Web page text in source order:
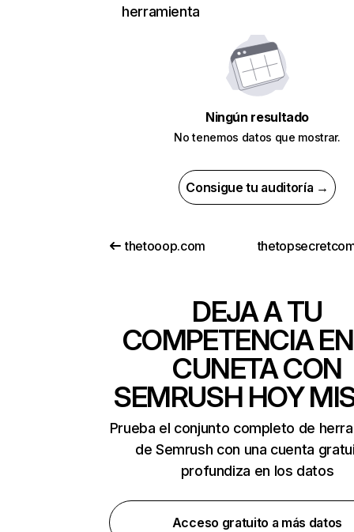
herramienta
Ningún resultado
No tenemos datos que mostrar.
Consigue tu auditoría →
thetooop.com
DEJA A TU
COMPETENCIA
CUNETA CON
SEMRUSH HOY
Prueba el conjunto completo de
de Semrush con una cuenta
profundiza en los datos
Acceso gratuito a más datos